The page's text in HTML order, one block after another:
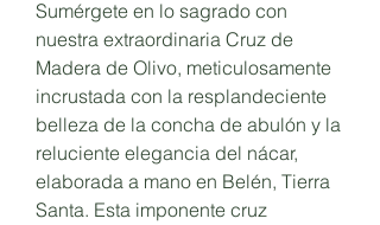
Sumérgete en lo sagrado con
nuestra extraordinaria Cruz de
Madera de Olivo, meticulosamente
incrustada con la resplandeciente
belleza de la concha de abulón y la
reluciente elegancia del nácar,
elaborada a mano en Belén, Tierra
Santa. Esta imponente cruz